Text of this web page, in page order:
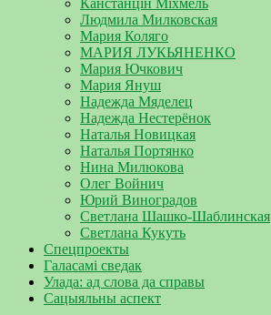
Канстанцін Міхмель
Людмила Милковская
Мария Коляго
МАРИЯ ЛУКЬЯНЕНКО
Мария Ючкович
Мария Януш
Надежда Мяделец
Надежда Нестерёнок
Наталья Новицкая
Наталья Портянко
Нина Милюкова
Олег Войнич
Юрий Виноградов
Светлана Шашко-Шаблинская
Светлана Кукуть
Спецпроекты
Галасамі сведак
Улада: ад слова да справы
Сацыяльны аспект